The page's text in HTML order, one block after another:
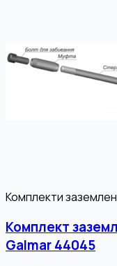
Комплекти
Комплект
Galmar 44045